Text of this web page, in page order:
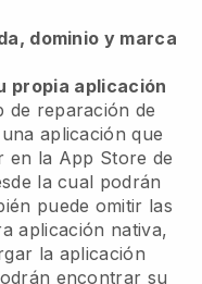
dominio y marca
propia aplicación
de reparación de
aplicación que
en la App Store de
la cual podrán
puede omitir las
aplicación nativa,
la aplicación
encontrar su